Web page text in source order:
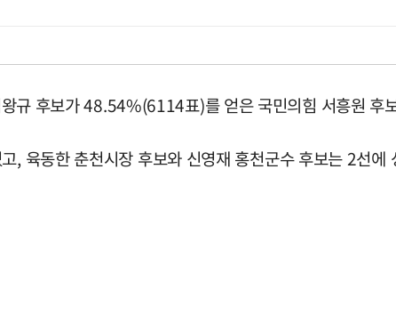
규 후보가 48.54%(6114표)를 얻은 국민의힘 서흥원 후
, 육동한 춘천시장 후보와 신영재 홍천군수 후보는 2선